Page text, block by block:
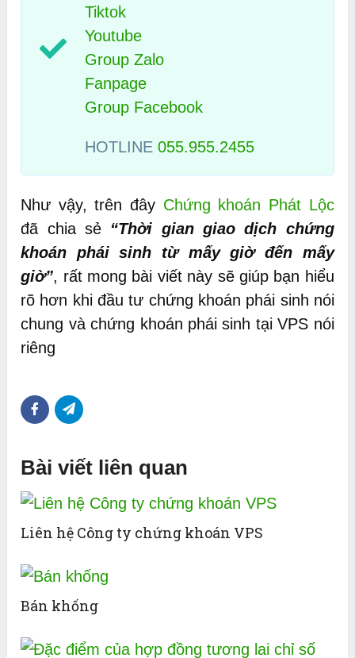
Tiktok
Youtube
Group Zalo
Fanpage
Group Facebook
HOTLINE055.955.2455
Như vậy, trên đây Chứng khoán Phát Lộc
đã chia sẻ “Thời gian giao dịch chứng
khoán phái sinh từ mấy giờ đến mấy
giờ”, rất mong bài viết này sẽ giúp bạn hiểu
rõ hơn khi đầu tư chứng khoán phái sinh nói
chung và chứng khoán phái sinh tại VPS nói
riêng
Bài viết liên quan
Liên hệ Công ty chứng khoán VPS
Bán khống